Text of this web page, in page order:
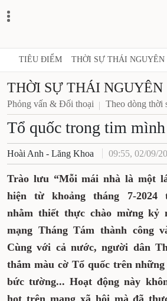
TIÊU ĐIỂM THỜI SỰ THÁI NGUYÊN
THỜI SỰ THÁI NGUYÊN
Phỏng vấn & Đối thoại Theo dòng thời
Tổ quốc trong tim mình
Hoài Anh - Lăng Khoa 09:55, 02/09/
Trào lưu “Mỗi mái nhà là một
hiện từ khoảng tháng 7-2024
nhằm thiết thực chào mừng kỷ
mạng Tháng Tám thành công
Cùng với cả nước, người dân
thắm màu cờ Tổ quốc trên
bức tường... Hoạt động này
hot trên mạng xã hội mà đã